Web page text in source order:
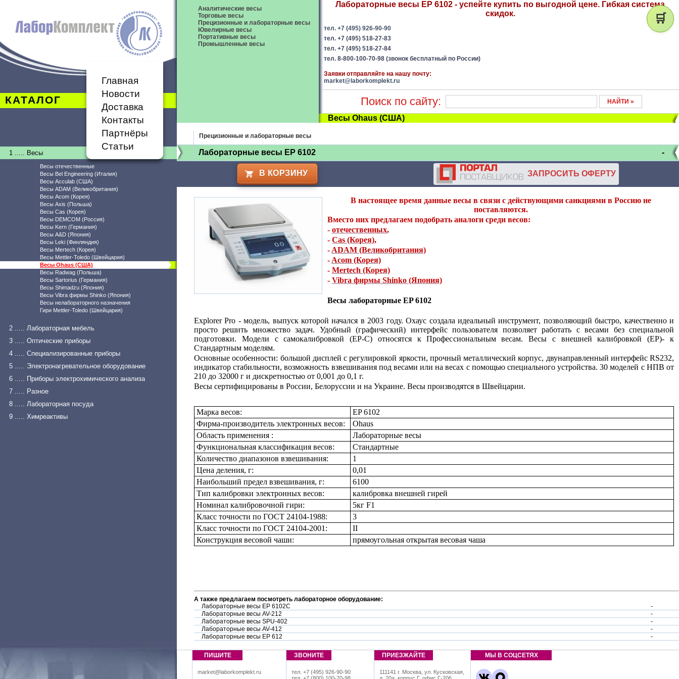
КАТАЛОГ
Главная
Новости
Доставка
Контакты
Партнёры
Статьи
1 ..... Весы
Весы отечественные
Весы Bel Engineering (Италия)
Весы Acculab (США)
Весы ADAM (Великобритания)
Весы Acom (Корея)
Весы Axis (Польша)
Весы Cas (Корея)
Весы DEMCOM (Россия)
Весы Kern (Германия)
Весы A&D (Япония)
Весы Leki (Финляндия)
Весы Mertech (Корея)
Весы Mettler-Toledo (Швейцария)
Весы Ohaus (США)
Весы Radwag (Польша)
Весы Sartorius (Германия)
Весы Shimadzu (Япония)
Весы Vibra фирмы Shinko (Япония)
Весы нелабораторного назначения
Гири Mettler-Toledo (Швейцария)
2 ..... Лабораторная мебель
3 ..... Оптические приборы
4 ..... Специализированные приборы
5 ..... Электронагревательное оборудование
6 ..... Приборы электрохимического анализа
7 ..... Разное
8 ..... Лабораторная посуда
9 ..... Химреактивы
Аналитические весы
Торговые весы
Прецизионные и лабораторные весы
Ювелирные весы
Портативные весы
Промышленные весы
Лабораторные весы EP 6102 - успейте купить по выгодной цене. Гибкая система
скидок.
тел. +7 (495) 926-90-90
тел. +7 (495) 518-27-83
тел. +7 (495) 518-27-84
тел. 8-800-100-70-98 (звонок бесплатный по России)
Заявки отправляйте на нашу почту:
market@laborkomplekt.ru
Поиск по сайту:
Весы Ohaus (США)
Прецизионные и лабораторные весы
Лабораторные весы EP 6102 -
В КОРЗИНУ ЗАПРОСИТЬ ОФЕРТУ
В настоящее время данные весы в связи с действующими санкциями в Россию не
поставляются.
Вместо них предлагаем подобрать аналоги среди весов:
- отечественных,
- Cas (Корея),
- ADAM (Великобритания)
- Acom (Корея)
- Mertech (Корея)
- Vibra фирмы Shinko (Япония)
Весы лабораторные EP 6102
Explorer Pro - модель, выпуск которой начался в 2003 году. Охаус создала идеальный инструмент, позволяющий быстро, качественно и
просто решить множество задач. Удобный (графический) интерфейс пользователя позволяет работать с весами без специальной
подготовки. Модели с самокалибровкой (EP-C) относятся к Профессиональным весам. Весы с внешней калибровкой (ЕР)- к
Стандартным моделям.
Основные особенности: большой дисплей с регулировкой яркости, прочный металлический корпус, двунаправленный интерфейс RS232,
индикатор стабильности, возможность взвешивания под весами или на весах с помощью специального устройства. 30 моделей с НПВ от
210 до 32000 г и дискретностью от 0,001 до 0,1 г.
Весы сертифицированы в России, Белоруссии и на Украине. Весы производятся в Швейцарии.
Марка весов:
EP 6102
Фирма-производитель электронных весов:
Ohaus
Область применения :
Лабораторные весы
Функциональная классификация весов:
Стандартные
Количество диапазонов взвешивания:
1
Цена деления, г:
0,01
Наибольший предел взвешивания, г:
6100
Тип калибровки электронных весов:
калибровка внешней гирей
Номинал калибровочной гири:
5кг F1
Класс точности по ГОСТ 24104-1988:
3
Класс точности по ГОСТ 24104-2001:
II
Конструкция весовой чаши:
прямоугольная открытая весовая чаша
А также предлагаем посмотреть лабораторное оборудование:
Лабораторные весы EP 6102C
-
Лабораторные весы AV-212
-
Лабораторные весы SPU-402
-
Лабораторные весы AV-412
-
Лабораторные весы EP 612
-
ПИШИТЕ
market@laborkomplekt.ru
ЗВОНИТЕ
тел. +7 (495) 926-90-90
ПРИЕЗЖАЙТЕ
111141 г. Москва, ул. Кусковская,
МЫ В СОЦСЕТЯХ
🛒